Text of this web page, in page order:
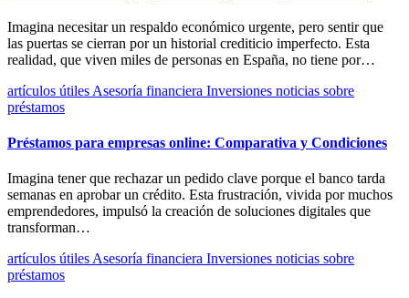
Imagina necesitar un respaldo económico urgente, pero sentir que
las puertas se cierran por un historial crediticio imperfecto. Esta
realidad, que viven miles de personas en España, no tiene por…
artículos útiles Asesoría financiera Inversiones noticias sobre
préstamos
Préstamos para empresas online: Comparativa y Condiciones
Imagina tener que rechazar un pedido clave porque el banco tarda
semanas en aprobar un crédito. Esta frustración, vivida por muchos
emprendedores, impulsó la creación de soluciones digitales que
transforman…
artículos útilesAsesoría financiera Inversiones noticias sobre
préstamos